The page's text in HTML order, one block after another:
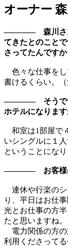
オーナー
———— 森川さん
てきたとのこと
さってたんですか
色々な仕事をし
書けるくらい。（
———— そうです
ホテルになります
和室は1部屋で
いシングルに１
ということになり
———— お客様は
連休や行楽のシ
り、平日はお仕
光とお仕事の方
たと思いますね。
電力関係の方の
利用くださって